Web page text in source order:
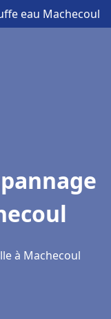
eau Machecoul
à Machecoul